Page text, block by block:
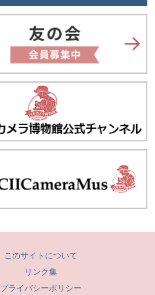
このサイトについて
リンク集
プライバシーポリシー